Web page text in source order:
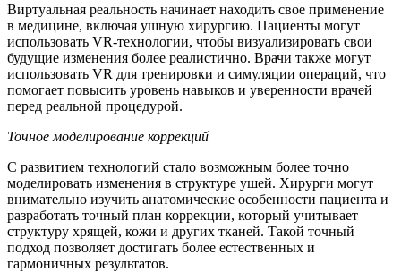
Виртуальная реальность начинает находить свое применение
в медицине, включая ушную хирургию. Пациенты могут
использовать VR-технологии, чтобы визуализировать свои
будущие изменения более реалистично. Врачи также могут
использовать VR для тренировки и симуляции операций, что
помогает повысить уровень навыков и уверенности врачей
перед реальной процедурой.
Точное моделирование коррекций
С развитием технологий стало возможным более точно
моделировать изменения в структуре ушей. Хирурги могут
внимательно изучить анатомические особенности пациента и
разработать точный план коррекции, который учитывает
структуру хрящей, кожи и других тканей. Такой точный
подход позволяет достигать более естественных и
гармоничных результатов.